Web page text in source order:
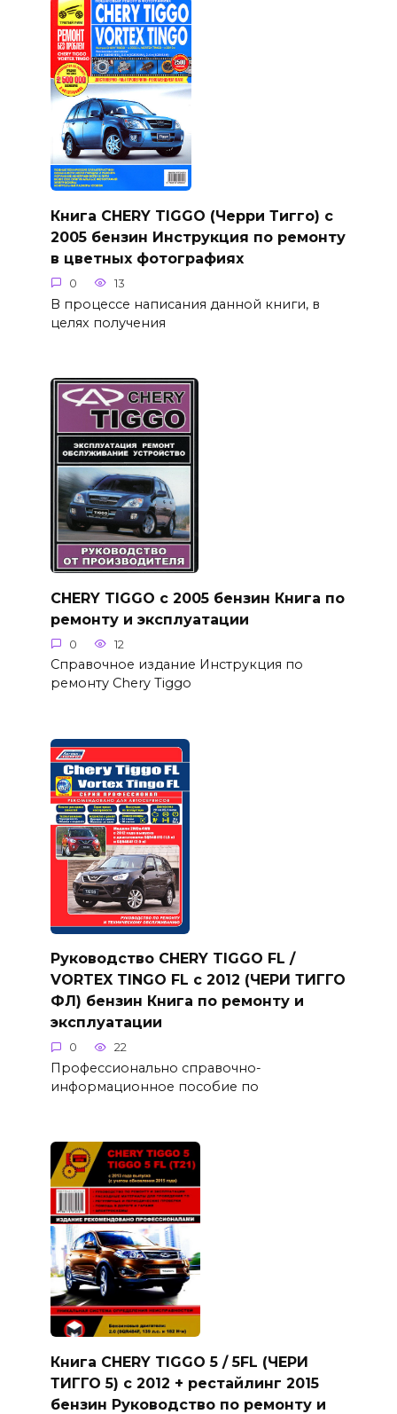
Книга CHERY TIGGO (Черри Тигго) с
2005 бензин Инструкция по ремонту
в цветных фотографиях
0 13
В процессе написания данной книги, в
целях получения
CHERY TIGGO с 2005 бензин Книга по
ремонту и эксплуатации
0 12
Справочное издание Инструкция по
ремонту Chery Tiggo
Руководство CHERY TIGGO FL /
VORTEX TINGO FL с 2012 (ЧЕРИ ТИГГО
ФЛ) бензин Книга по ремонту и
эксплуатации
0 22
Профессионально справочно-
информационное пособие по
Книга CHERY TIGGO 5 / 5FL (ЧЕРИ
ТИГГО 5) с 2012 + рестайлинг 2015
бензин Руководство по ремонту и